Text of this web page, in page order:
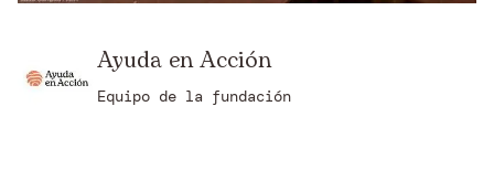
Ayuda en Acción
Equipo de la fundación